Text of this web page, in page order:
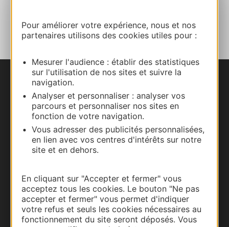
Pour améliorer votre expérience, nous et nos
partenaires utilisons des cookies utiles pour :
Mesurer l'audience : établir des statistiques
sur l'utilisation de nos sites et suivre la
navigation.
Analyser et personnaliser : analyser vos
parcours et personnaliser nos sites en
fonction de votre navigation.
Vous adresser des publicités personnalisées,
en lien avec vos centres d'intérêts sur notre
site et en dehors.
En cliquant sur "Accepter et fermer" vous
acceptez tous les cookies. Le bouton "Ne pas
accepter et fermer" vous permet d'indiquer
votre refus et seuls les cookies nécessaires au
fonctionnement du site seront déposés. Vous
AU CARNET
Nous contacter
Carte interactive
Documentation